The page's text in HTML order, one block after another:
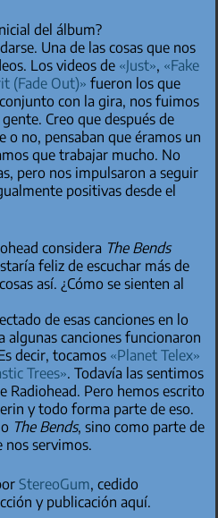
del álbum?
Una de las cosas que nos
Los videos de «Just», «Fake
(Fade Out)» fueron los que
con la gira, nos fuimos
Creo que después de
o no, pensaban que éramos un
que trabajar mucho. No
pero nos impulsaron a seguir
positivas desde el
considera The Bends
feliz de escuchar más de
así. ¿Cómo se sienten al
de esas canciones en lo
algunas canciones funcionaron
decir, tocamos «Planet Telex»
Trees». Todavía las sentimos
Radiohead. Pero hemos escrito
y todo forma parte de eso.
The Bends, sino como parte de
nos servimos.
StereoGum, cedido
y publicación aquí.